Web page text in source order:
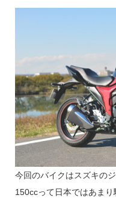
今回のバイクはスズキのジ
150ccって日本ではあま